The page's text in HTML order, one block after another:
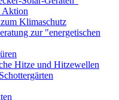
Aktion
Klimaschutz
zur "energetischen
Hitze und Hitzewellen